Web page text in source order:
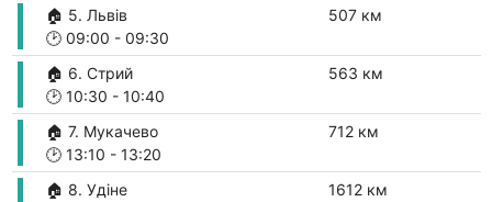
🏠 5. Львів
🕑09:00 - 09:30
507 км
🏠 6. Стрий
🕑10:30 - 10:40
563 км
🏠 7. Мукачево
🕑13:10 - 13:20
712 км
🏠 8. Удіне
1612 км